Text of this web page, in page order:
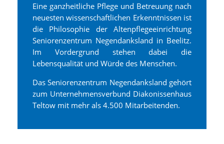
Eine ganzheitliche Pflege und Betreuung nach
neuesten wissenschaftlichen Erkenntnissen ist
die Philosophie der Altenpflegeeinrichtung
Seniorenzentrum Negendanksland in Beelitz.
Im Vordergrund stehen dabei die
Lebensqualität und Würde des Menschen.
Das Seniorenzentrum Negendanksland gehört
zum Unternehmensverbund Diakonissenhaus
Teltow mit mehr als 4.500 Mitarbeitenden.